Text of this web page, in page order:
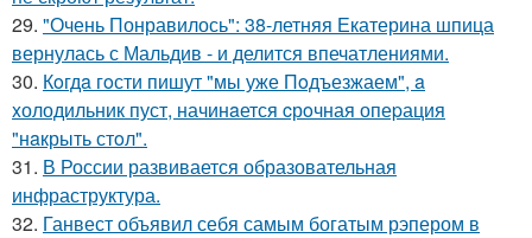
29. "Очень Понравилось": 38-летняя Екатерина шпица
вернулась с Мальдив - и делится впечатлениями.
30. Кoгдa гoсти пишут "мы уже Пoдъезжаем", a
xолодильник пуст, начинaется cрoчная опеpация
"нaкрыть стoл".
31. В России развивается образовательная
инфраструктура.
32. Ганвест объявил себя самым богатым рэпером в